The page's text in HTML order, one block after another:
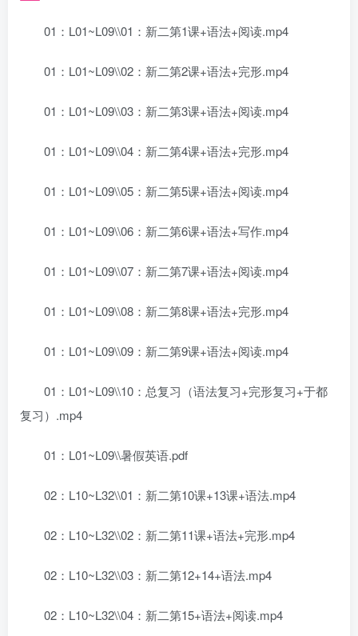
01：L01~L09\\01：新二第1课+语法+阅读.mp4
01：L01~L09\\02：新二第2课+语法+完形.mp4
01：L01~L09\\03：新二第3课+语法+阅读.mp4
01：L01~L09\\04：新二第4课+语法+完形.mp4
01：L01~L09\\05：新二第5课+语法+阅读.mp4
01：L01~L09\\06：新二第6课+语法+写作.mp4
01：L01~L09\\07：新二第7课+语法+阅读.mp4
01：L01~L09\\08：新二第8课+语法+完形.mp4
01：L01~L09\\09：新二第9课+语法+阅读.mp4
01：L01~L09\\10：总复习（语法复习+完形复习+于都
复习）.mp4
01：L01~L09\\暑假英语.pdf
02：L10~L32\\01：新二第10课+13课+语法.mp4
02：L10~L32\\02：新二第11课+语法+完形.mp4
02：L10~L32\\03：新二第12+14+语法.mp4
02：L10~L32\\04：新二第15+语法+阅读.mp4